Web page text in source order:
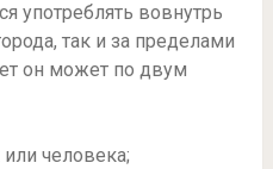
употреблять вовнутрь
так и за пределами
он может по двум
человека;